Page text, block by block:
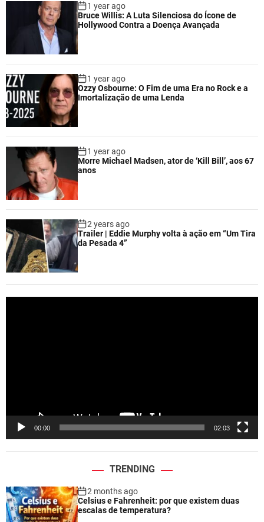
1 year ago
Bruce Willis: A Luta Silenciosa do Ícone de
Hollywood Contra a Doença Avançada
1 year ago
Ozzy Osbourne: O Fim de uma Era no Rock e a
Imortalização de uma Lenda
1 year ago
Morre Michael Madsen, ator de ‘Kill Bill’, aos 67
anos
2 years ago
Trailer | Eddie Murphy volta à ação em “Um Tira
da Pesada 4”
00:00 02:03
TRENDING
2 months ago
Celsius e Fahrenheit: por que existem duas
escalas de temperatura?